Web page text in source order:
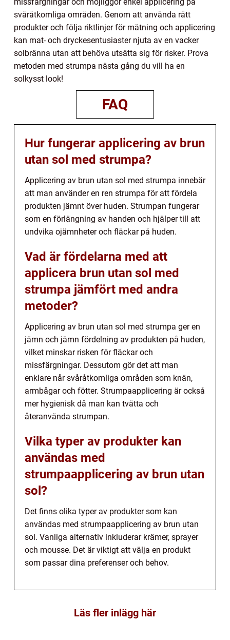
svåråtkomliga områden. Genom att använda rätt
produkter och följa riktlinjer för mätning och applicering
kan mat- och dryckesentusiaster njuta av en vacker
solbränna utan att behöva utsätta sig för risker. Prova
metoden med strumpa nästa gång du vill ha en
solkysst look!
FAQ
Hur fungerar applicering av brun
utan sol med strumpa?
Applicering av brun utan sol med strumpa innebär
att man använder en ren strumpa för att fördela
produkten jämnt över huden. Strumpan fungerar
som en förlängning av handen och hjälper till att
undvika ojämnheter och fläckar på huden.
Vad är fördelarna med att
applicera brun utan sol med
strumpa jämfört med andra
metoder?
Applicering av brun utan sol med strumpa ger en
jämn och jämn fördelning av produkten på huden,
vilket minskar risken för fläckar och
missfärgningar. Dessutom gör det att man
enklare når svåråtkomliga områden som knän,
armbågar och fötter. Strumpaapplicering är också
mer hygienisk då man kan tvätta och
återanvända strumpan.
Vilka typer av produkter kan
användas med
strumpaapplicering av brun utan
sol?
Det finns olika typer av produkter som kan
användas med strumpaapplicering av brun utan
sol. Vanliga alternativ inkluderar krämer, sprayer
och mousse. Det är viktigt att välja en produkt
som passar dina preferenser och behov.
Läs fler inlägg här